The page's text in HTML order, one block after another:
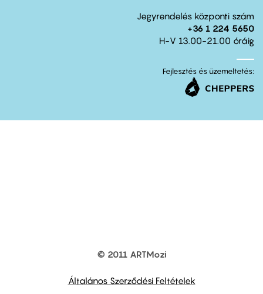
Jegyrendelés központi szám
+36 1 224 5650
H-V 13.00-21.00 óráig
Fejlesztés és üzemeltetés:
© 2011 ARTMozi
Általános Szerződési Feltételek